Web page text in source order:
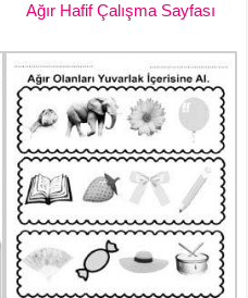
Ağır Hafif Çalışma Sayfası